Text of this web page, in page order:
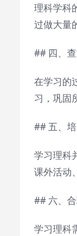
理科学科
过做大量
## 四、
在学习的
习，巩固
## 五、
学习理科
课外活动
## 六、
学习理科